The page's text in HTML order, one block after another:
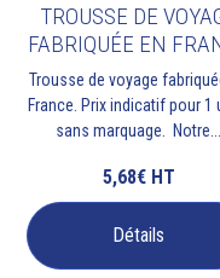
TROUSSE DE
FABRIQUÉE EN
Trousse de voyage
France. Prix indicatif pour 1
sans marquage. Notre...
5,68€ HT
Détails